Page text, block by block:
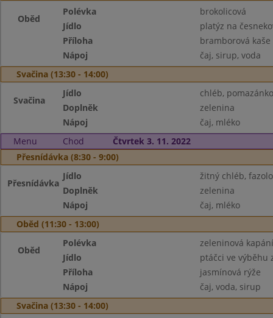
Oběd
Polévka
brokolicová
Jídlo
platýz na
Příloha
bramborová kaše
Nápoj
čaj, sirup, voda
Svačina (13:30 - 14:00)
Svačina
Jídlo
chléb,
Doplněk
zelenina
Nápoj
čaj, mléko
Menu
Chod
Čtvrtek 3. 11. 2022
Přesnídávka (8:30 - 9:00)
Přesnídávka
Jídlo
žitný chléb,
Doplněk
zelenina
Nápoj
čaj, mléko
Oběd (11:30 - 13:00)
Oběd
Polévka
zeleninová
Jídlo
ptáčci ve výběhu
Příloha
jasmínová rýže
Nápoj
čaj, voda, sirup
Svačina (13:30 - 14:00)